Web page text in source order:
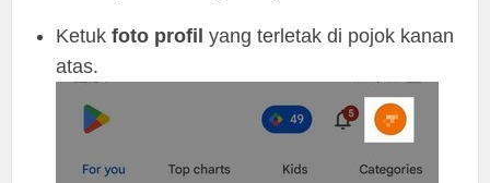
Ketukfoto profil yang terletak di pojok kanan
atas.